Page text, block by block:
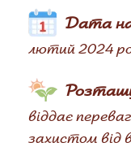
Дата
лютий 2024
віддає
захистом від